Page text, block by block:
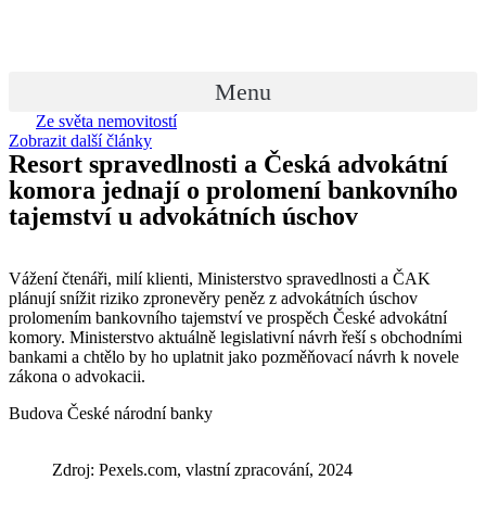
Menu
Ze světa nemovitostí
Zobrazit další články
Resort spravedlnosti a Česká advokátní
komora jednají o prolomení bankovního
tajemství u advokátních úschov
Vážení čtenáři, milí klienti, Ministerstvo spravedlnosti a ČAK
plánují snížit riziko zpronevěry peněz z advokátních úschov
prolomením bankovního tajemství ve prospěch České advokátní
komory. Ministerstvo aktuálně legislativní návrh řeší s obchodními
bankami a chtělo by ho uplatnit jako pozměňovací návrh k novele
zákona o advokacii.
Budova České národní banky
Zdroj: Pexels.com, vlastní zpracování, 2024